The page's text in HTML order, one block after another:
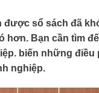
được sổ sách đã
hơn. Bạn cần tìm
biến những
nghiệp.